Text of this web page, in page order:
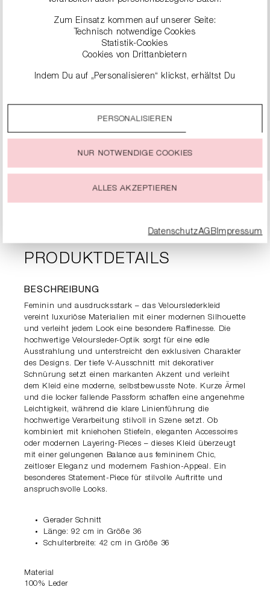
PRODUKTDETAILS
BESCHREIBUNG
Feminin und ausdrucksstark – das Velourslederkleid
vereint luxuriöse Materialien mit einer modernen Silhouette
und verleiht jedem Look eine besondere Raffinesse. Die
hochwertige Veloursleder-Optik sorgt für eine edle
Ausstrahlung und unterstreicht den exklusiven Charakter
des Designs. Der tiefe V-Ausschnitt mit dekorativer
Schnürung setzt einen markanten Akzent und verleiht
dem Kleid eine moderne, selbstbewusste Note. Kurze Ärmel
und die locker fallende Passform schaffen eine angenehme
Leichtigkeit, während die klare Linienführung die
hochwertige Verarbeitung stilvoll in Szene setzt. Ob
kombiniert mit kniehohen Stiefeln, eleganten Accessoires
oder modernen Layering-Pieces – dieses Kleid überzeugt
mit einer gelungenen Balance aus femininem Chic,
zeitloser Eleganz und modernem Fashion-Appeal. Ein
besonderes Statement-Piece für stilvolle Auftritte und
anspruchsvolle Looks.
Gerader Schnitt
Länge: 92 cm in Größe 36
Schulterbreite: 42 cm in Größe 36
Material
100% Leder
Zum Einsatz kommen auf unserer Seite:
Technisch notwendige Cookies
Statistik-Cookies
Cookies von Drittanbietern
Indem Du auf „Personalisieren“ klickst, erhältst Du
Durch einen Klick auf das Auswahlfeld „Alle akzeptieren“
stimmst Du der Verwendung aller Cookies zu, die unter
jeder Zeit ändern oder widerrufen.
PERSONALISIEREN
NUR NOTWENDIGE COOKIES
ALLES AKZEPTIEREN
DatenschutzAGBImpressum